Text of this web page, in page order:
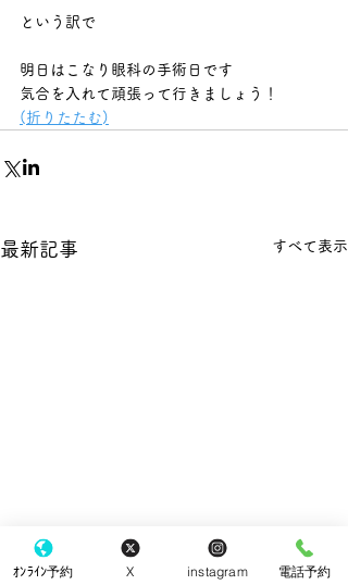
という訳で
明日はこなり眼科の手術日です
気合を入れて頑張って行きましょう！
(折りたたむ)
最新記事 すべて表示
ｵﾝﾗｲﾝ予約 X instagram 電話予約